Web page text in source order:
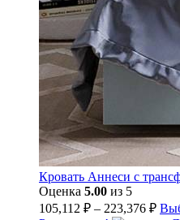
Кровать Аннеси с
Оценка 5.00 из 5
105,112 ₽ – 223,376 ₽